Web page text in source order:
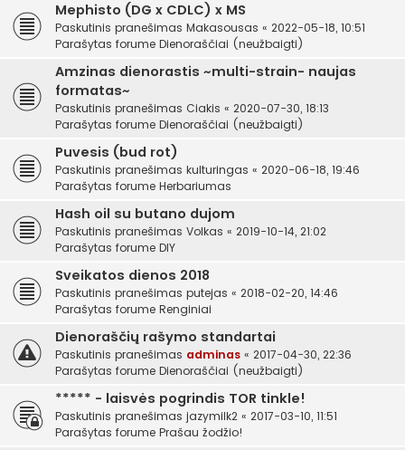
Mephisto (DG x CDLC) x MS
Paskutinis pranešimas Makasousas « 2022-05-18, 10:51
Parašytas forume Dienoraščiai (neužbaigti)
Amzinas dienorastis ~multi-strain- naujas
formatas~
Paskutinis pranešimas Ciakis « 2020-07-30, 18:13
Parašytas forume Dienoraščiai (neužbaigti)
Puvesis (bud rot)
Paskutinis pranešimas kulturingas « 2020-06-18, 19:46
Parašytas forume Herbariumas
Hash oil su butano dujom
Paskutinis pranešimas Volkas « 2019-10-14, 21:02
Parašytas forume DIY
Sveikatos dienos 2018
Paskutinis pranešimas putejas « 2018-02-20, 14:46
Parašytas forume Renginiai
Dienoraščių rašymo standartai
Paskutinis pranešimas adminas « 2017-04-30, 22:36
Parašytas forume Dienoraščiai (neužbaigti)
***** - laisvės pogrindis TOR tinkle!
Paskutinis pranešimas jazymilk2 « 2017-03-10, 11:51
Parašytas forume Prašau žodžio!